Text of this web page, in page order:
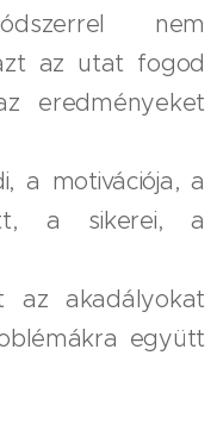
nem
az utat fogod
eredményeket
a motivációja, a
a sikerei, a
az akadályokat
együtt